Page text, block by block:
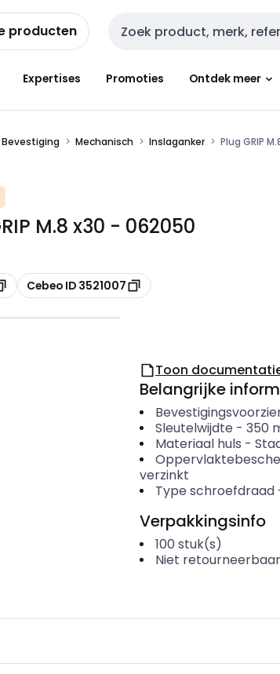
producten Zoekveld invoer
Expertises Promoties Ontdek meer
Bevestiging Mechanisch Inslaganker Plug GRIP
M.8 x30 - 062050
Kopiëren
Cebeo ID 3521007
Toon
Belangrijke
Sleutelwijdte - 350
Materiaal huls -
verzinkt
Type schroefdraad
Verpakkingsinfo
100 stuk(s)
Niet